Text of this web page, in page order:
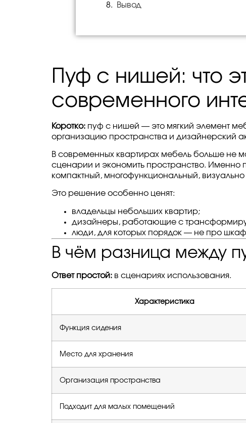
Вывод
Пуф с нишей: что
современного
Коротко: пуф с нишей — это мягкий элемент
организацию пространства и дизайнерский
В современных квартирах мебель больше не
сценарии и экономить пространство. Именно
компактный, многофункциональный, визуально
Это решение особенно ценят:
владельцы небольших квартир;
дизайнеры, работающие с
люди, для которых порядок — не про
В чём разница между
Ответ простой: в сценариях использования.
Характеристика
Функция сидения
Место для хранения
Организация пространства
Подходит для малых помещений